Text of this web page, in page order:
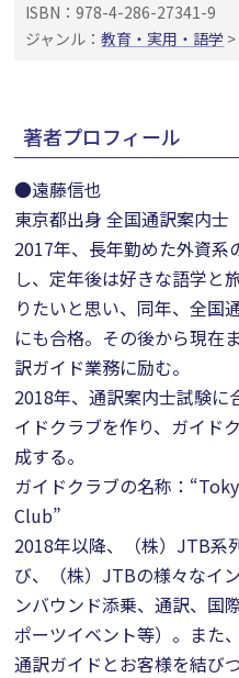
ISBN：978-4-286-27341-9
ジャンル：教育・実用・語学 >
著者プロフィール
●遠藤信也
東京都出身 全国通訳案内士
2017年、長年勤めた外資系
し、定年後は好きな語学と
りたいと思い、同年、全国
にも合格。その後から現在
訳ガイド業務に励む。
2018年、通訳案内士試験に
イドクラブを作り、ガイド
成する。
ガイドクラブの名称：
Club”
2018年以降、（株）JTB系
び、（株）JTBの様々なイ
ンバウンド添乗、通訳、国
ポーツイベント等）。また
通訳ガイドとお客様を結び